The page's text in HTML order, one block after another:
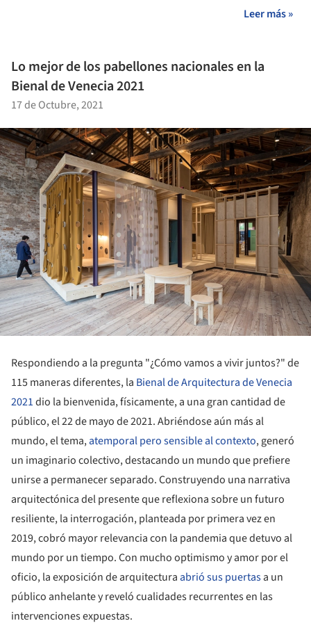
Leer más »
Lo mejor de los pabellones nacionales en la
Bienal de Venecia 2021
17 de Octubre, 2021
Respondiendo a la pregunta "¿Cómo vamos a vivir juntos?" de
115 maneras diferentes, la Bienal de Arquitectura de Venecia
2021dio la bienvenida, físicamente, a una gran cantidad de
público, el 22 de mayo de 2021. Abriéndose aún más al
mundo, el tema,atemporal pero sensible al contexto, generó
un imaginario colectivo, destacando un mundo que prefiere
unirse a permanecer separado. Construyendo una narrativa
arquitectónica del presente que reflexiona sobre un futuro
resiliente, la interrogación, planteada por primera vez en
2019, cobró mayor relevancia con la pandemia que detuvo al
mundo por un tiempo. Con mucho optimismo y amor por el
oficio, la exposición de arquitectura abrió sus puertasa un
público anhelante y reveló cualidades recurrentes en las
intervenciones expuestas.